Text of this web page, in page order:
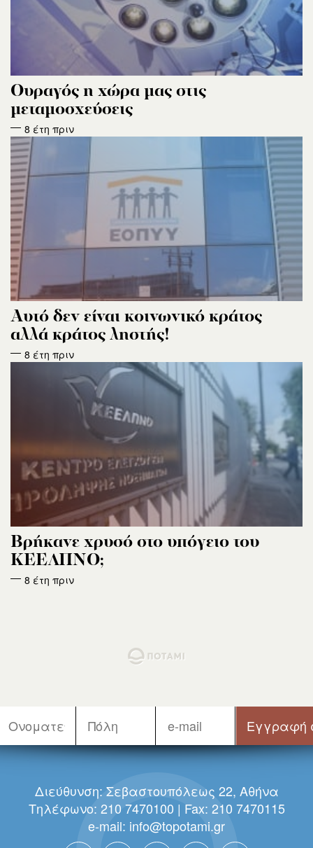
Ουραγός η χώρα μας στις
μεταμοσχεύσεις
8 έτη πριν
Αυτό δεν είναι κοινωνικό κράτος
αλλά κράτος ληστής!
8 έτη πριν
Βρήκανε χρυσό στο υπόγειο του
ΚΕΕΛΠΝΟ;
8 έτη πριν
Διεύθυνση: Σεβαστουπόλεως 22, Αθήνα
Τηλέφωνο: 210 7470100 | Fax: 210 7470115
e-mail: info@topotami.gr